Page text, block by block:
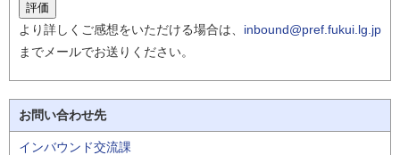
より詳しくご感想をいただける場合は、 inbound@pref.fukui.lg.jp
までメールでお送りください。
お問い合わせ先
インバウンド交流課